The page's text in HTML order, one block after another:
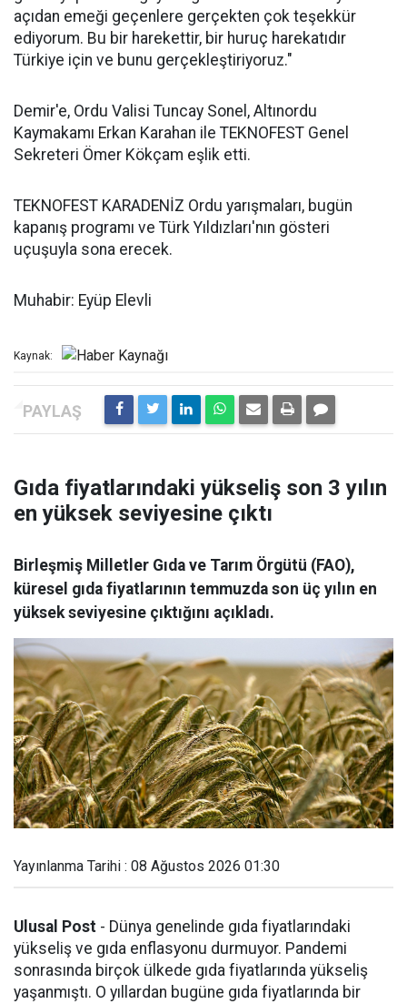
açıdan emeği geçenlere gerçekten çok teşekkür
ediyorum. Bu bir harekettir, bir huruç harekatıdır
Türkiye için ve bunu gerçekleştiriyoruz."
Demir'e, Ordu Valisi Tuncay Sonel, Altınordu
Kaymakamı Erkan Karahan ile TEKNOFEST Genel
Sekreteri Ömer Kökçam eşlik etti.
TEKNOFEST KARADENİZ Ordu yarışmaları, bugün
kapanış programı ve Türk Yıldızları'nın gösteri
uçuşuyla sona erecek.
Muhabir: Eyüp Elevli
Kaynak:
Gıda fiyatlarındaki yükseliş son 3 yılın
en yüksek seviyesine çıktı
Birleşmiş Milletler Gıda ve Tarım Örgütü (FAO),
küresel gıda fiyatlarının temmuzda son üç yılın en
yüksek seviyesine çıktığını açıkladı.
Yayınlanma Tarihi : 08 Ağustos 2026 01:30
Ulusal Post - Dünya genelinde gıda fiyatlarındaki
yükseliş ve gıda enflasyonu durmuyor. Pandemi
sonrasında birçok ülkede gıda fiyatlarında yükseliş
yaşanmıştı. O yıllardan bugüne gıda fiyatlarında bir